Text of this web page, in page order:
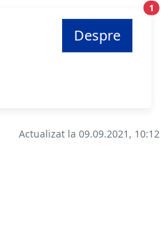
1
Despre
Actualizat la 09.09.2021, 10:12